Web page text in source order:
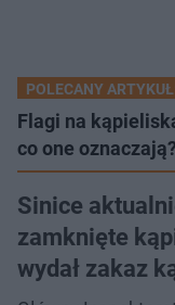
POLECANY
Flagi na
co one oznaczają?
Sinice
zamknięte
wydał zakaz